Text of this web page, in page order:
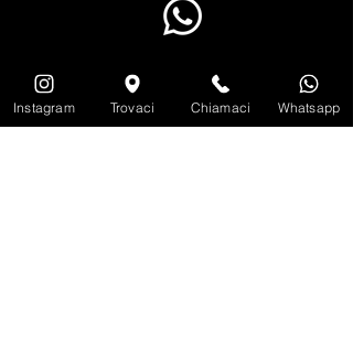
Instagram Trovaci Chiamaci Whatsapp